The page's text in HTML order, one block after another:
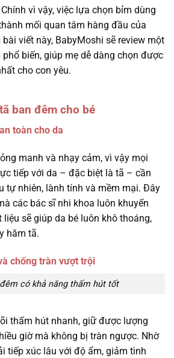
vì vậy, việc lựa chọn bỉm dùng
mối quan tâm hàng đầu của
viết này, BabyMoshi sẽ review một
biến, giúp mẹ dễ dàng chọn được
cho con yêu.
ban đêm cho bé
toàn cho da
manh và nhạy cảm, vì vậy mọi
tiếp với da – đặc biệt là tã – cần
tự nhiên, lành tính và mềm mại. Đây
các bác sĩ nhi khoa luôn khuyến
sẽ giúp da bé luôn khô thoáng,
hăm tã.
chống tràn vượt trội
có khả năng thấm hút tốt
thấm hút nhanh, giữ được lượng
giờ mà không bị tràn ngược. Nhờ
tiếp xúc lâu với độ ẩm, giảm tình